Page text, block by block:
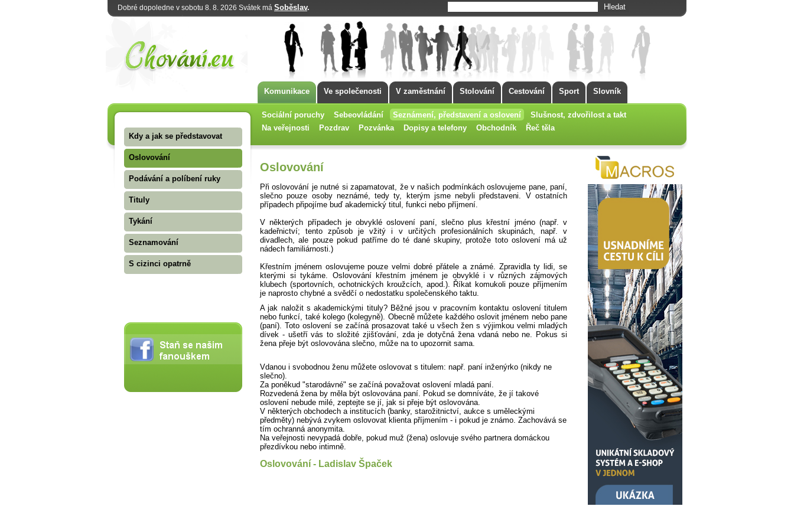
Dobré dopoledne v sobotu 8. 8. 2026 Svátek má Soběslav.
Komunikace Ve společenosti V zaměstnání Stolování Cestování Sport Slovník
Sociální poruchy Sebeovládání Seznámení, představení a oslovení
Slušnost, zdvořilost a takt
Na veřejnosti
Pozdrav Pozvánka Dopisy a telefony Obchodník
Řeč těla
Kdy a jak se představovat
Oslovování
Podávání a políbení ruky
Tituly
Tykání
Seznamování
S cizinci opatrně
Oslovování
Při oslovování je nutné si zapamatovat, že v našich podmínkách oslovujeme pane, paní,
slečno pouze osoby neznámé, tedy ty, kterým jsme nebyli představeni. V ostatních
případech připojíme buď akademický titul, funkci nebo příjmení.
V některých případech je obvyklé oslovení paní, slečno plus křestní jméno (např. v
kadeřnictví; tento způsob je vžitý i v určitých profesionálních skupinách, např. v
divadlech, ale pouze pokud patříme do té dané skupiny, protože toto oslovení má už
nádech familiárnosti.)
Křestním jménem oslovujeme pouze velmi dobré přátele a známé. Zpravidla ty lidi, se
kterými si tykáme. Oslovování křestním jménem je obvyklé i v různých zájmových
klubech (sportovních, ochotnických kroužcích, apod.). Říkat komukoli pouze příjmením
je naprosto chybné a svědčí o nedostatku společenského taktu.
A jak naložit s akademickými tituly? Běžné jsou v pracovním kontaktu oslovení titulem
nebo funkcí, také kolego (kolegyně). Obecně můžete každého oslovit jménem nebo pane
(paní). Toto oslovení se začíná prosazovat také u všech žen s výjimkou velmi mladých
dívek - ušetří vás to složité zjišťování, zda je dotyčná žena vdaná nebo ne. Pokus si
žena přeje být oslovována slečno, může na to upozornit sama.
Vdanou i svobodnou ženu můžete oslovovat s titulem: např. paní inženýrko (nikdy ne
slečno).
Za poněkud "starodávné" se začíná považovat oslovení mladá paní.
Rozvedená žena by měla být oslovována paní. Pokud se domníváte, že jí takové
oslovení nebude milé, zeptejte se jí, jak si přeje být oslovována.
V některých obchodech a institucích (banky, starožitnictví, aukce s uměleckými
předměty) nebývá zvykem oslovovat klienta příjmením - i pokud je známo. Zachovává se
tím ochranná anonymita.
Na veřejnosti nevypadá dobře, pokud muž (žena) oslovuje svého partnera domáckou
přezdívkou nebo intimně.
Oslovování - Ladislav Špaček